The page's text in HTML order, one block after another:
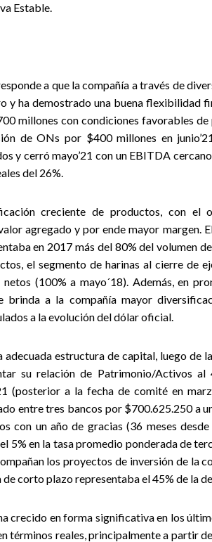
Estable.
a que la compañía a través de
y ha demostrado una buena flexibilidad
millones con condiciones favorables
de ONs por $400 millones en
y cerró mayo’21 con un EBITDA
del 26%.
creciente de productos, con el
agregado y por ende mayor margen.
en 2017 más del 80% del volumen
el segmento de harinas al cierre de
(100% a mayo´18). Además, en
brinda a la compañía mayor
a la evolución del dólar oficial.
estructura de capital, luego de
su relación de Patrimonio/Activos al
(posterior a la fecha de comité en
entre tres bancos por $700.625.250 a
con un año de gracias (36 meses
5% en la tasa promedio ponderada de
los proyectos de inversión de la
corto plazo representaba el 45% de la
crecido en forma significativa en los
términos reales, principalmente a partir